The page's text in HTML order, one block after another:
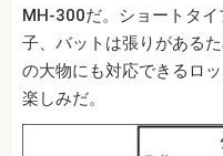
MH‐300だ。ショートタ
子、バットは張りがある
の大物にも対応できるロ
楽しみだ。